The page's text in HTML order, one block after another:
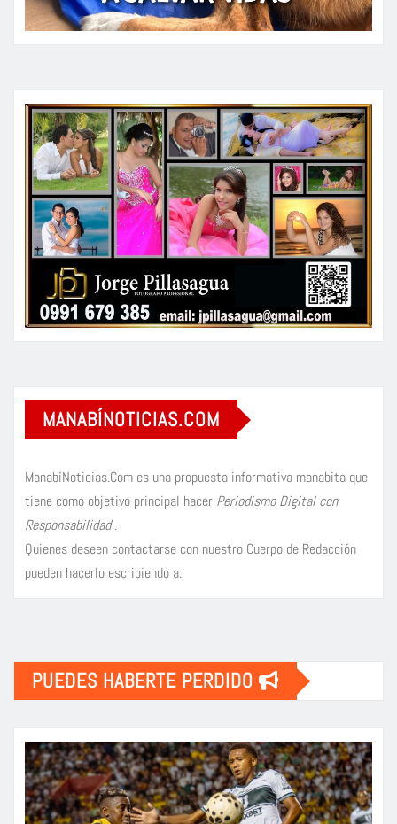
MANABÍNOTICIAS.COM
ManabíNoticias.Com es una propuesta informativa manabita que
tiene como objetivo principal hacer Periodismo Digital con
Responsabilidad.
Quienes deseen contactarse con nuestro Cuerpo de Redacción
pueden hacerlo escribiendo a:
PUEDES HABERTE PERDIDO